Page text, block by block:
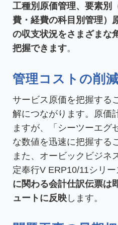
工種別原価管理、要素別
費・経費の科目別管理）
の収支状況をさまざまな
把握できます。
管理コストの削減
サービス原価を把握する
解につながります。原価
ますが、「シーツーエグ
な数値を迅速に把握する
また、オービックビジネ
定奉行V ERP10/11シリー
に関わる会計仕訳伝票は
ュートに反映 します。